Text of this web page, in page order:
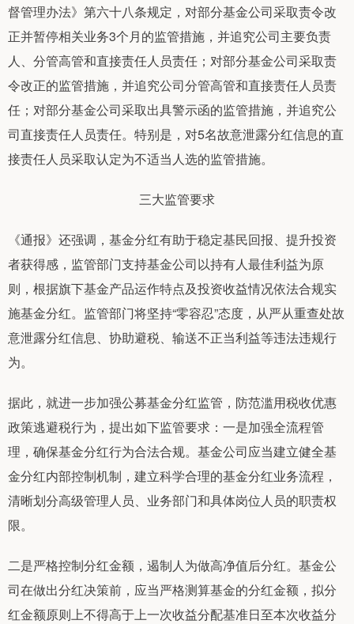
督管理办法》第六十八条规定，对部分基金公司采取责令改
正并暂停相关业务3个月的监管措施，并追究公司主要负责
人、分管高管和直接责任人员责任；对部分基金公司采取责
令改正的监管措施，并追究公司分管高管和直接责任人员责
任；对部分基金公司采取出具警示函的监管措施，并追究公
司直接责任人员责任。特别是，对5名故意泄露分红信息的直
接责任人员采取认定为不适当人选的监管措施。
三大监管要求
《通报》还强调，基金分红有助于稳定基民回报、提升投资
者获得感，监管部门支持基金公司以持有人最佳利益为原
则，根据旗下基金产品运作特点及投资收益情况依法合规实
施基金分红。监管部门将坚持“零容忍”态度，从严从重查处故
意泄露分红信息、协助避税、输送不正当利益等违法违规行
为。
据此，就进一步加强公募基金分红监管，防范滥用税收优惠
政策逃避税行为，提出如下监管要求：一是加强全流程管
理，确保基金分红行为合法合规。基金公司应当建立健全基
金分红内部控制机制，建立科学合理的基金分红业务流程，
清晰划分高级管理人员、业务部门和具体岗位人员的职责权
限。
二是严格控制分红金额，遏制人为做高净值后分红。基金公
司在做出分红决策前，应当严格测算基金的分红金额，拟分
红金额原则上不得高于上一次收益分配基准日至本次收益分